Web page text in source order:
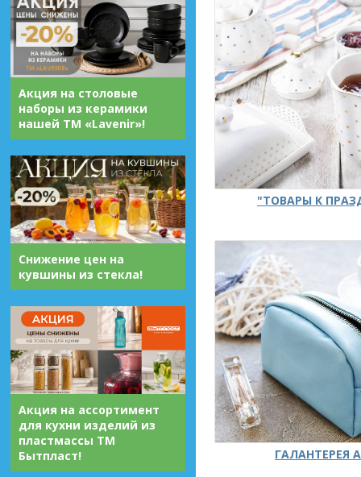
Акция на столовые
наборы из керамики
нашей ТМ «Lavenir»!
Снижение цен на
кувшины из стекла!
Акция на ассортимент
для кухни изделий из
пластмассы ТМ
Бытпласт!
"ТОВАРЫ К
ГАЛАНТЕРЕЯ